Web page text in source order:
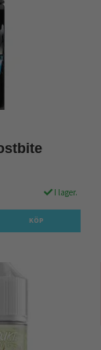
I lager.